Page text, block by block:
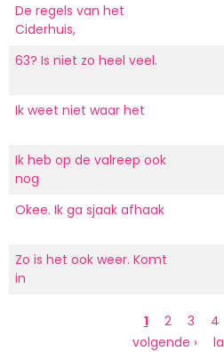
De regels van het
Ciderhuis,
63? Is niet zo heel veel.
Ik weet niet waar het
Ik heb op de valreep ook
nog
Okee. Ik ga sjaak afhaak
Zo is het ook weer. Komt
in
Huidige
pagina
1 Page
2 Page
3 4
Volgende
volgende ›